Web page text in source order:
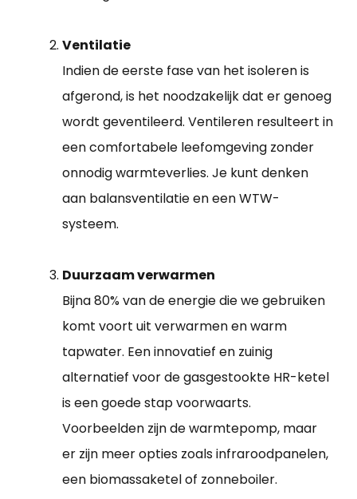
Ventilatie
Indien de eerste fase van het isoleren is
afgerond, is het noodzakelijk dat er genoeg
wordt geventileerd. Ventileren resulteert in
een comfortabele leefomgeving zonder
onnodig warmteverlies. Je kunt denken
aan balansventilatie en een WTW-
systeem.
Duurzaam verwarmen
Bijna 80% van de energie die we gebruiken
komt voort uit verwarmen en warm
tapwater. Een innovatief en zuinig
alternatief voor de gasgestookte HR-ketel
is een goede stap voorwaarts.
Voorbeelden zijn de warmtepomp, maar
er zijn meer opties zoals infraroodpanelen,
een biomassaketel of zonneboiler.